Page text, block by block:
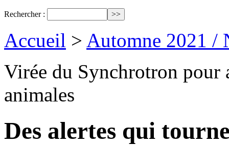
Rechercher :
Accueil > Automne 2021 /
Virée du Synchrotron pour
animales
Des alertes qui